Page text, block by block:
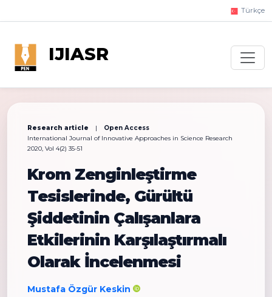
Türkçe
IJIASR
Research article |
Open Access
International Journal of Innovative Approaches in Science Research
2020, Vol 4(2) 35-51
Krom Zenginleştirme
Tesislerinde, Gürültü
Şiddetinin Çalışanlara
Etkilerinin Karşılaştırmalı
Olarak İncelenmesi
Mustafa Özgür Keskin